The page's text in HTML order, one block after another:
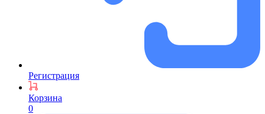
Регистрация
Корзина
0